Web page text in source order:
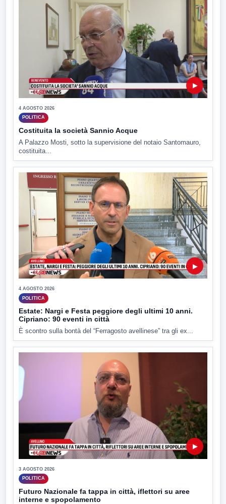
▶
4 AGOSTO 2026
POLITICA
Costituita la società Sannio Acque
A Palazzo Mosti, sotto la supervisione del notaio Santomauro,
costituita...
▶
4 AGOSTO 2026
POLITICA
Estate: Nargi e Festa peggiore degli ultimi 10 anni.
Cipriano: 90 eventi in città
È scontro sulla bontà del “Ferragosto avellinese” tra gli ex...
▶
3 AGOSTO 2026
POLITICA
Futuro Nazionale fa tappa in città, iflettori su aree
interne e spopolamento